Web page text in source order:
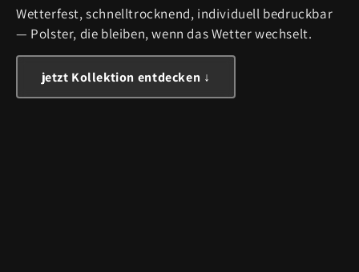
Wetterfest, schnelltrocknend, individuell bedruckbar
— Polster, die bleiben, wenn das Wetter wechselt.
jetzt Kollektion entdecken ↓